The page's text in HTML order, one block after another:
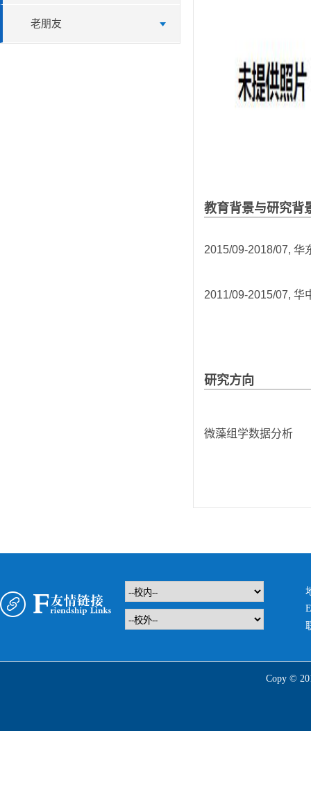
老朋友
教育背景与研究背
2015/09-2018/07, 华
2011/09-2015/07, 华
研究方向
微藻组学数据分析
Copy ©